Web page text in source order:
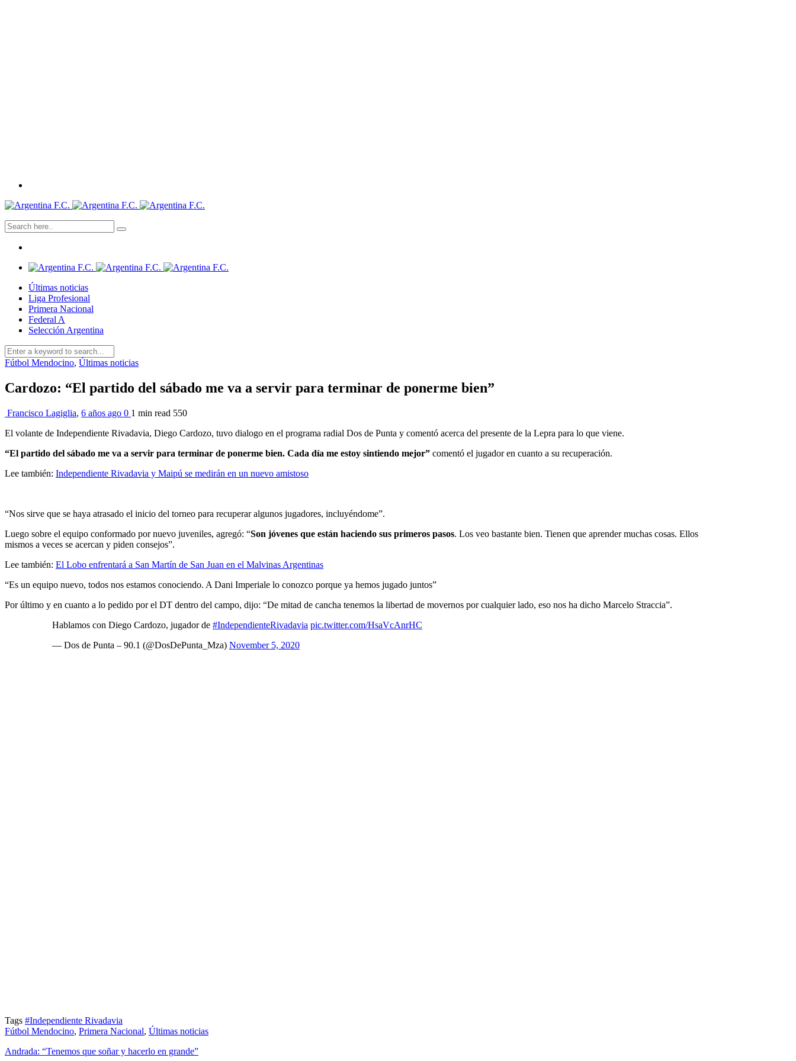
Últimas noticias
Liga Profesional
Primera Nacional
Federal A
Selección Argentina
Fútbol Mendocino, Últimas noticias
Cardozo: “El partido del sábado me va a servir para terminar de ponerme bien”
Francisco Lagiglia, 6 años ago 0 1 min read 550
El volante de Independiente Rivadavia, Diego Cardozo, tuvo dialogo en el programa radial Dos de Punta y comentó acerca del presente de la Lepra para lo que viene.
“El partido del sábado me va a servir para terminar de ponerme bien. Cada día me estoy sintiendo mejor” comentó el jugador en cuanto a su recuperación.
Lee también: Independiente Rivadavia y Maipú se medirán en un nuevo amistoso
“Nos sirve que se haya atrasado el inicio del torneo para recuperar algunos jugadores, incluyéndome”.
Luego sobre el equipo conformado por nuevo juveniles, agregó: “Son jóvenes que están haciendo sus primeros pasos. Los veo bastante bien. Tienen que aprender muchas cosas. Ellos
mismos a veces se acercan y piden consejos”.
Lee también: El Lobo enfrentará a San Martín de San Juan en el Malvinas Argentinas
“Es un equipo nuevo, todos nos estamos conociendo. A Dani Imperiale lo conozco porque ya hemos jugado juntos”
Por último y en cuanto a lo pedido por el DT dentro del campo, dijo: “De mitad de cancha tenemos la libertad de movernos por cualquier lado, eso nos ha dicho Marcelo Straccia”.
Hablamos con Diego Cardozo, jugador de #IndependienteRivadavia pic.twitter.com/HsaVcAnrHC
— Dos de Punta – 90.1 (@DosDePunta_Mza) November 5, 2020
Tags #Independiente Rivadavia
Fútbol Mendocino, Primera Nacional, Últimas noticias
Andrada: “Tenemos que soñar y hacerlo en grande”